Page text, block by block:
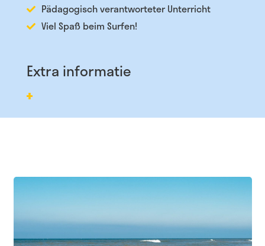
Pädagogisch verantworteter Unterricht
Viel Spaß beim Surfen!
Extra informatie